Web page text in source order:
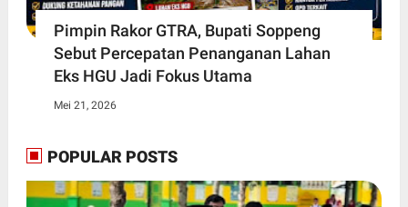
Pimpin Rakor GTRA, Bupati Soppeng
Sebut Percepatan Penanganan Lahan
Eks HGU Jadi Fokus Utama
Mei 21, 2026
POPULAR POSTS